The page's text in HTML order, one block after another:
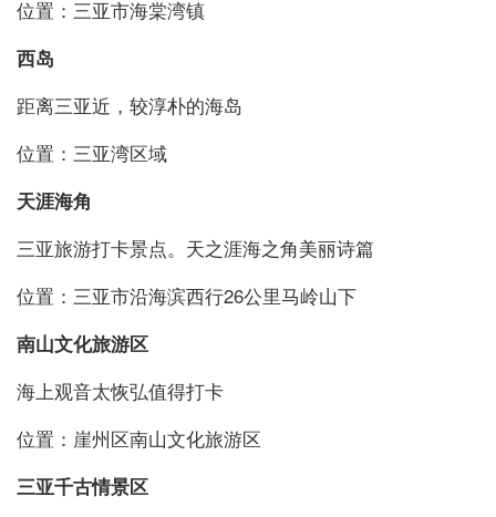
位置：三亚市海棠湾镇
西岛
距离三亚近，较淳朴的海岛
位置：三亚湾区域
天涯海角
三亚旅游打卡景点。天之涯海之角美丽诗篇
位置：三亚市沿海滨西行26公里马岭山下
南山文化旅游区
海上观音太恢弘值得打卡
位置：崖州区南山文化旅游区
三亚千古情景区